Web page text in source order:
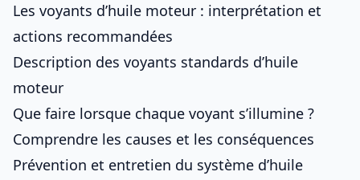
Les voyants d’huile moteur : interprétation et
actions recommandées
Description des voyants standards d’huile
moteur
Que faire lorsque chaque voyant s’illumine ?
Comprendre les causes et les conséquences
Prévention et entretien du système d’huile